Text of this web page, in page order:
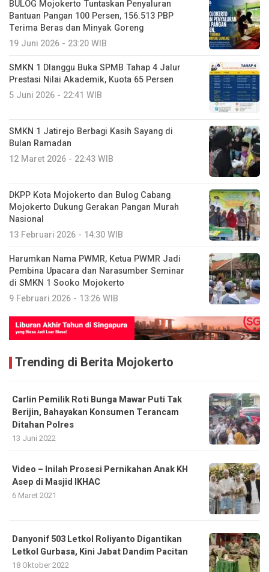
BULOG Mojokerto Tuntaskan Penyaluran
Bantuan Pangan 100 Persen, 156.513 PBP
Terima Beras dan Minyak Goreng
19 Juni 2026 - 23:20 WIB
SMKN 1 Dlanggu Buka SPMB Tahap 4 Jalur
Prestasi Nilai Akademik, Kuota 65 Persen
5 Juni 2026 - 22:41 WIB
SMKN 1 Jatirejo Berbagi Kasih Sayang di
Bulan Ramadan
12 Maret 2026 - 22:43 WIB
DKPP Kota Mojokerto dan Bulog Cabang
Mojokerto Dukung Gerakan Pangan Murah
Nasional
13 Februari 2026 - 14:30 WIB
Harumkan Nama PWMR, Ketua PWMR Jadi
Pembina Upacara dan Narasumber Seminar
di SMKN 1 Sooko Mojokerto
9 Februari 2026 - 13:26 WIB
Trending di Berita Mojokerto
Carlin Pemilik Roti Bunga Mawar Puti Tak
Berijin, Bahayakan Konsumen Terancam
Ditahan Polres
13 Juni 2022
Video – Inilah Prosesi Pernikahan Anak KH
Asep di Masjid IKHAC
6 Maret 2021
Danyonif 503 Letkol Roliyanto Digantikan
Letkol Gurbasa, Kini Jabat Dandim Pacitan
18 Oktober 2022